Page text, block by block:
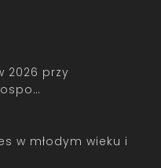
2026 przy
w młodym wieku i